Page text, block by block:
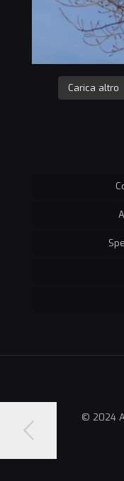
Carica altro
© 2024